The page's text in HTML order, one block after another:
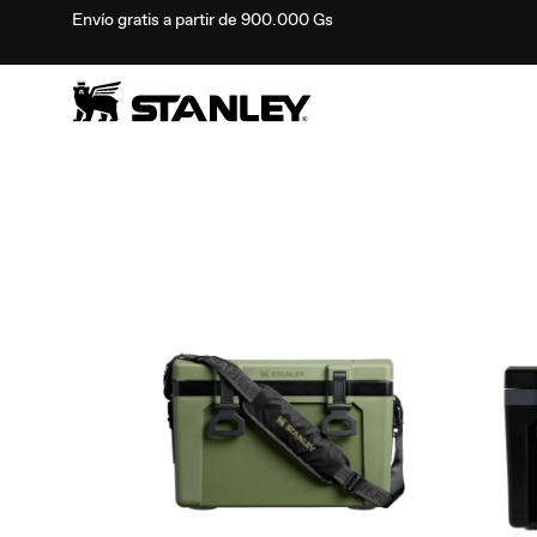
Envío gratis a partir de 900.000 Gs